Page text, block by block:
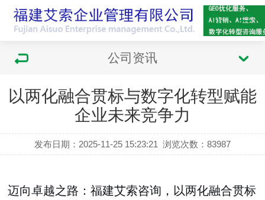
公司资讯
以两化融合贯标与数字化转型赋能
企业未来竞争力
发布日期：2025-11-25 15:23:21 浏览次数：83987
迈向卓越之路：福建艾索咨询，以两化融合贯标